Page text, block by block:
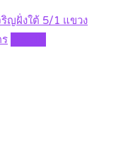
ญฝั่งใต้ 5/1 แขวง